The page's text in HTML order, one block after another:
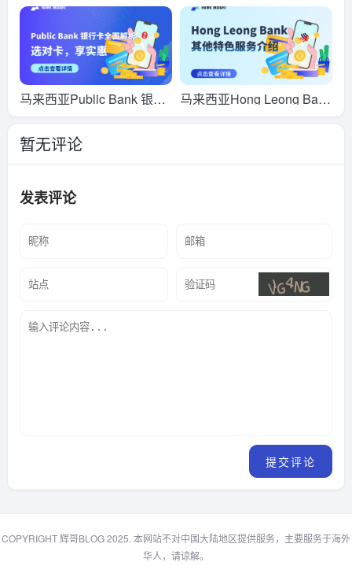
币账户全攻略：流程、所需
资料与注意事项
么资料？费用及流程全解析
（2026最新）
马来西亚Public Bank 银行
卡全面解析：选对卡，享实
惠
马来西亚Hong Leong Bank
其他特色服务介绍
暂无评论
发表评论
COPYRIGHT 辉哥BLOG 2025. 本网站不对中国大陆地区提供服务，主要服务于海外
华人，请谅解。